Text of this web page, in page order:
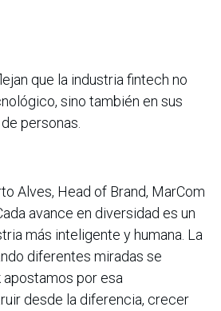
que la industria fintech no
sino también en sus
personas.
Alves, Head of Brand, MarCom
avance en diversidad es un
más inteligente y humana. La
diferentes miradas se
apostamos por esa
desde la diferencia, crecer